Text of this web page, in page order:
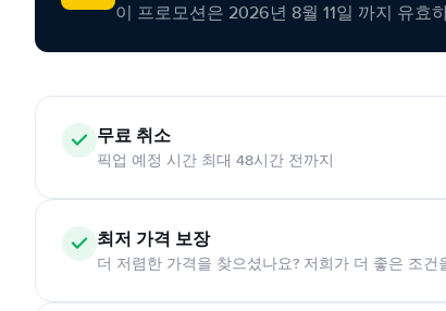
이 프로모션은 2026년 8월 11일 까지 유효
무료 취소
픽업 예정 시간 최대 48시간 전까지
최저 가격 보장
더 저렴한 가격을 찾으셨나요? 저희가 더 좋은 조건